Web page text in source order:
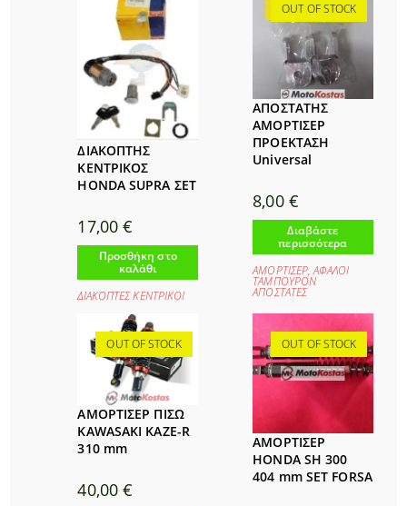
ΔΙΑΚΟΠΤΗΣ
ΚΕΝΤΡΙΚΟΣ
HONDA SUPRA ΣΕΤ
17,00€
Προσθήκη στο
καλάθι
ΔΙΑΚΟΠΤΕΣ ΚΕΝΤΡΙΚΟΙ
OUT OF STOCK
ΑΠΟΣΤΑΤΗΣ
ΑΜΟΡΤΙΣΕΡ
ΠΡΟΕΚΤΑΣΗ
Universal
8,00 €
Διαβάστε
περισσότερα
ΑΜΟΡΤΙΣΕΡ,ΑΦΑΛΟΙ
ΤΑΜΠΟΥΡΟΝ
ΑΠΟΣΤΑΤΕΣ
OUT OF STOCK
ΑΜΟΡΤΙΣΕΡ ΠΙΣΩ
KAWASAKI KAZE-R
310 mm
40,00€
OUT OF STOCK
ΑΜΟΡΤΙΣΕΡ
HONDA SH 300
404 mm SET FORSA